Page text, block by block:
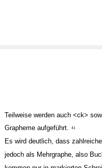
Teilweise werden auch <ck>
Grapheme aufgeführt.
41
Es wird deutlich, dass
jedoch als Mehrgraphe, also